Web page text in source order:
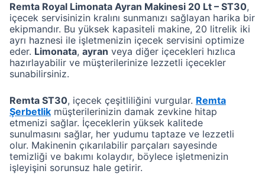
Remta Royal Limonata Ayran Makinesi 20 Lt – ST30,
içecek servisinizin kralını sunmanızı sağlayan harika bir
ekipmandır. Bu yüksek kapasiteli makine, 20 litrelik iki
ayrı haznesi ile işletmenizin içecek servisini optimize
eder. Limonata, ayran veya diğer içecekleri hızlıca
hazırlayabilir ve müşterilerinize lezzetli içecekler
sunabilirsiniz.
Remta ST30, içecek çeşitliliğini vurgular. Remta
Şerbetlik müşterilerinizin damak zevkine hitap
etmenizi sağlar. İçeceklerin yüksek kalitede
sunulmasını sağlar, her yudumu taptaze ve lezzetli
olur. Makinenin çıkarılabilir parçaları sayesinde
temizliği ve bakımı kolaydır, böylece işletmenizin
işleyişini sorunsuz hale getirir.